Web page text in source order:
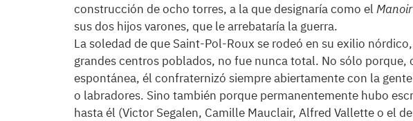
construcción de ocho torres, a la que designaría como el
sus dos hijos varones, que le arrebataría la guerra.
La soledad de que Saint-Pol-Roux se rodeó en su exilio
grandes centros poblados, no fue nunca total. No sólo porque,
espontánea, él confraternizó siempre abiertamente con la
o labradores. Sino también porque permanentemente hubo
hasta él (Victor Segalen, Camille Mauclair, Alfred Vallette o el